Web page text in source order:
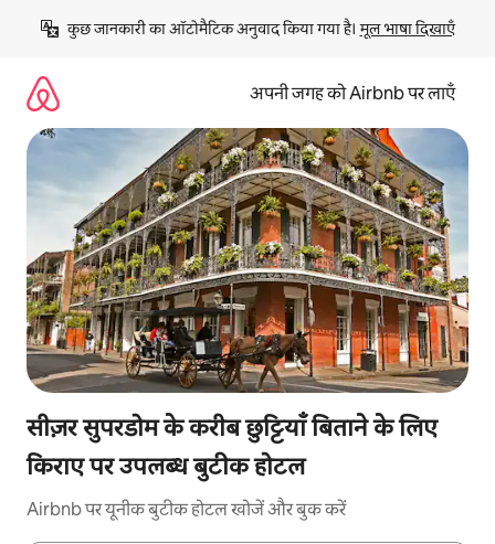
छोड़कर
कॉन्टेंट
कुछ जानकारी का ऑटोमैटिक अनुवाद किया गया है। मूल भाषा दिखाएँ
अपनी जगह को Airbnb पर लाएँ
सीज़र सुपरडोम के करीब छुट्टियाँ बिताने के लिए
किराए पर उपलब्ध बुटीक होटल
Airbnb पर यूनीक बुटीक होटल खोजें और बुक करें